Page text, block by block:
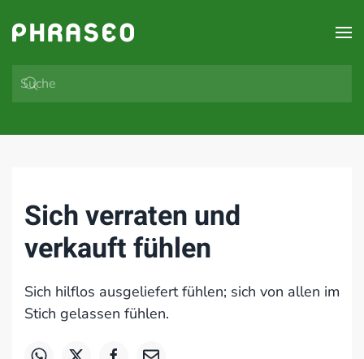
Zum Hauptinhalt springen
Sich verraten und
verkauft fühlen
Sich hilflos ausgeliefert fühlen; sich von allen im
Stich gelassen fühlen.